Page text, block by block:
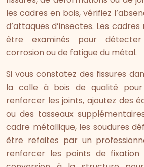
les cadres en bois, vérifiez
d’attaques d’insectes. Les
être examinés pour
corrosion ou de fatigue du métal.
Si vous constatez des fissures
la colle à bois de qualité
renforcer les joints, ajoutez des
ou des tasseaux
cadre métallique, les soudures
être refaites par un
renforcer les points de fixation